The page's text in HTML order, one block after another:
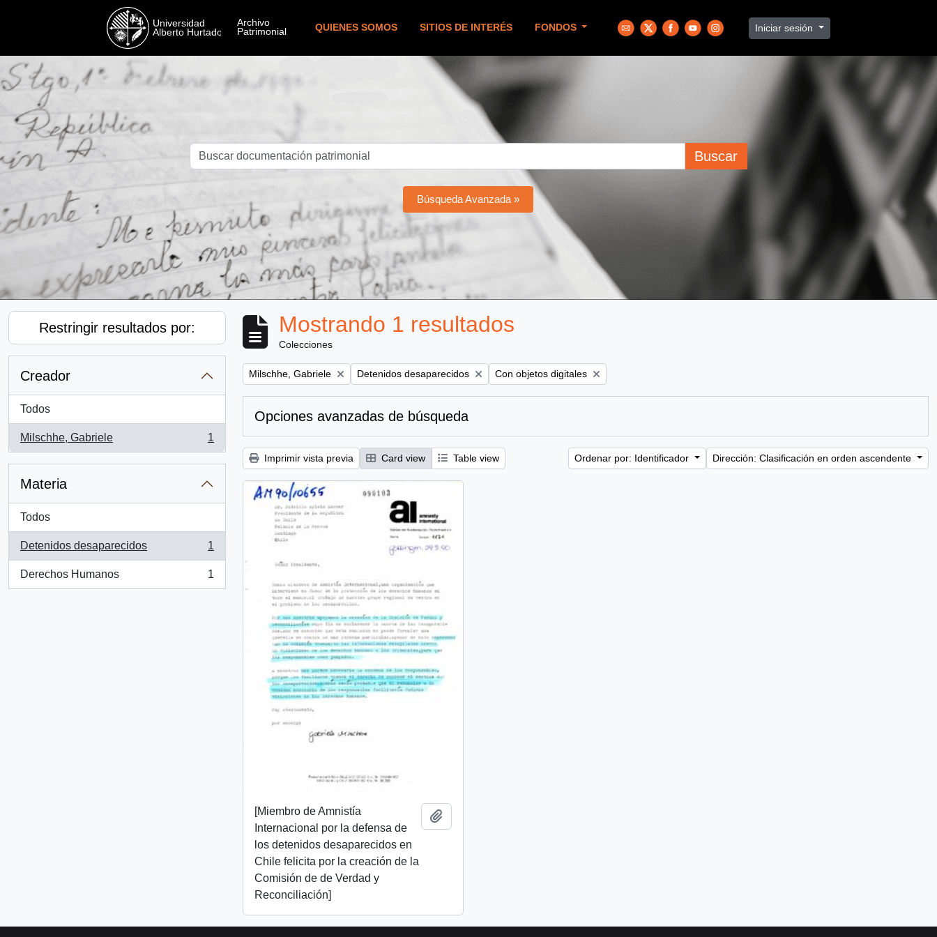
QUIENES SOMOS SITIOS DE INTERÉS FONDOS Iniciar sesión
Buscar
Búsqueda Avanzada »
Restringir resultados por:
Creador
Todos
Milschhe, Gabriele
, 1 resultados
1
Materia
Todos
Detenidos desaparecidos
, 1 resultados
1
Derechos Humanos
, 1 resultados
1
Mostrando 1 resultados
Colecciones
Remove filter:
Milschhe, Gabriele Remove filter:
Detenidos desaparecidos Remove filter:
Con objetos digitales
Opciones avanzadas de búsqueda
Imprimir vista previa Card view Table view Ordenar por: Identificador Dirección: Clasificación en orden ascendente
[Miembro de Amnistía
Internacional por la defensa de
los detenidos desaparecidos en
Chile felicita por la creación de la
Comisión de de Verdad y
Reconciliación]